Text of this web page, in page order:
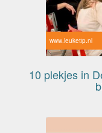
www.leuketip.nl
10 plekjes in